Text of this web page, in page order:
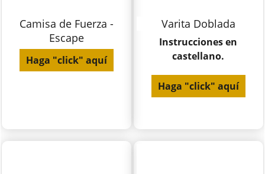
Camisa de Fuerza -
Escape
Haga "click" aquí
Varita Doblada
Instrucciones en
castellano.
Haga "click" aquí